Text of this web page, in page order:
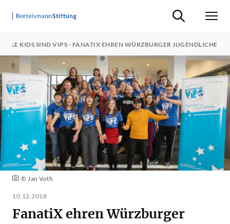
Suche ein-/
ALLE KIDS SIND VIPS - FANATIX EHREN WÜRZBURGER JUGENDLICHE
© Jan Voth
10.12.2018
FanatiX ehren Würzburger